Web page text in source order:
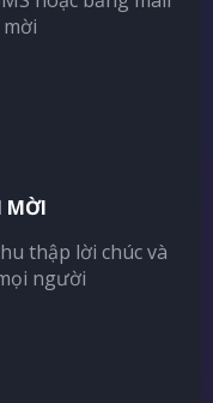
MỜI
thập lời chúc và
người